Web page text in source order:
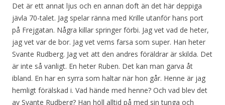
Det är ett annat ljus och en annan doft än det här deppiga
jävla 70-talet. Jag spelar ränna med Krille utanför hans port
på Frejgatan. Några killar springer förbi. Jag vet vad de heter,
jag vet var de bor. Jag vet vems farsa som super. Han heter
Svante Rudberg. Jag vet att den andres föräldrar är skilda. Det
är inte så vanligt. En heter Ruben. Det kan man garva åt
ibland. En har en syrra som haltar när hon går. Henne är jag
hemligt förälskad i. Vad hände med henne? Och vad blev det
av Svante Rudberg? Han höll alltid på med sin tunga och